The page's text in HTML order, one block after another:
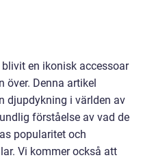
en ikonisk accessoar
över. Denna artikel
djupdykning i världen av
förståelse av vad de
popularitet och
Vi kommer också att